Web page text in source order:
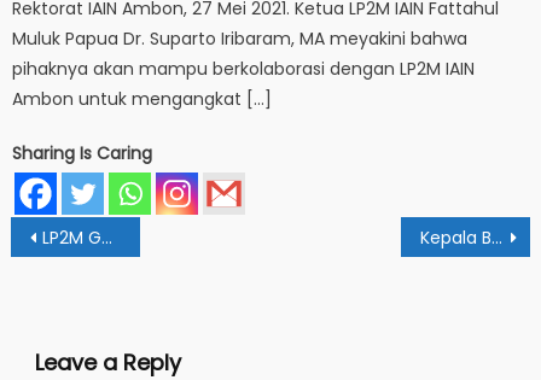
Rektorat IAIN Ambon, 27 Mei 2021. Ketua LP2M IAIN Fattahul
Muluk Papua Dr. Suparto Iribaram, MA meyakini bahwa
pihaknya akan mampu berkolaborasi dengan LP2M IAIN
Ambon untuk mengangkat […]
Sharing Is Caring
Post
navigation
LP2M Gelar Seminar Dan Review Hasil Penelitian Dosen Kepala Balitbang Ajak ASN Bangun Human Capital
Leave a Reply